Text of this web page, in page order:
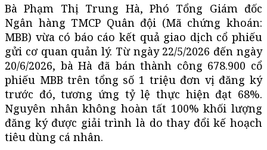
Bà Phạm Thị Trung Hà, Phó Tổng Giám đốc
Ngân hàng TMCP Quân đội (Mã chứng khoán:
MBB) vừa có báo cáo kết quả giao dịch cổ phiếu
gửi cơ quan quản lý. Từ ngày 22/5/2026 đến ngày
20/6/2026, bà Hà đã bán thành công 678.900 cổ
phiếu MBB trên tổng số 1 triệu đơn vị đăng ký
trước đó, tương ứng tỷ lệ thực hiện đạt 68%.
Nguyên nhân không hoàn tất 100% khối lượng
đăng ký được giải trình là do thay đổi kế hoạch
tiêu dùng cá nhân.